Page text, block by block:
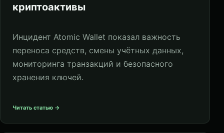
криптоактивы
Инцидент Atomic Wallet показал важность
переноса средств, смены учётных данных,
мониторинга транзакций и безопасного
хранения ключей.
Читать статью →